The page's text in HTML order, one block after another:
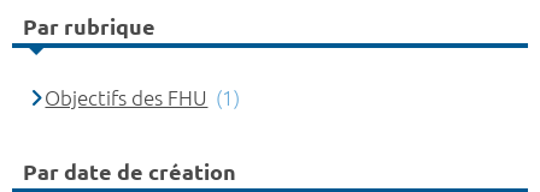
Par rubrique
Objectifs des FHU (1)
Par date de création